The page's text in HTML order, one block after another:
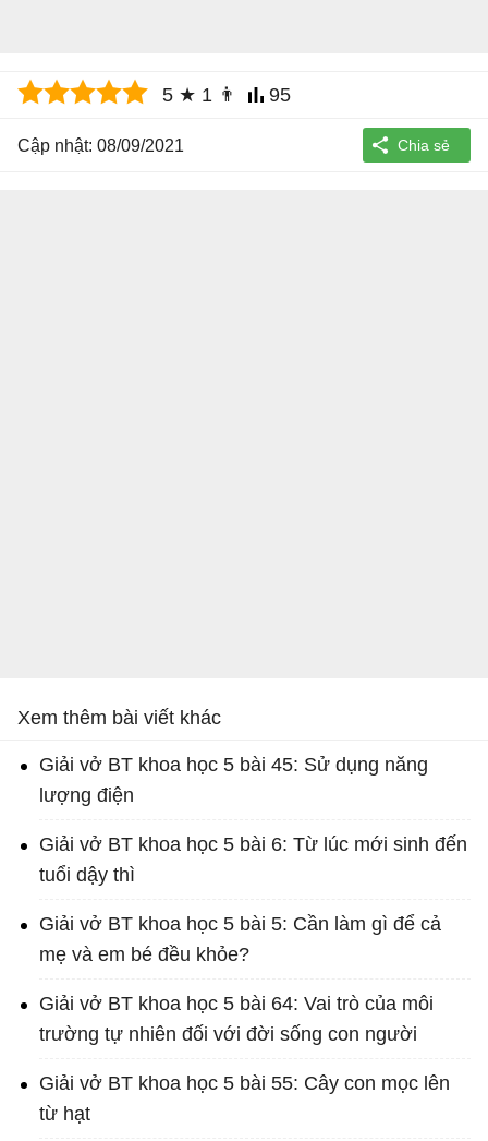
5 ★ 1 👨 95
Cập nhật: 08/09/2021
Xem thêm bài viết khác
Giải vở BT khoa học 5 bài 45: Sử dụng năng
lượng điện
Giải vở BT khoa học 5 bài 6: Từ lúc mới sinh đến
tuổi dậy thì
Giải vở BT khoa học 5 bài 5: Cần làm gì để cả
mẹ và em bé đều khỏe?
Giải vở BT khoa học 5 bài 64: Vai trò của môi
trường tự nhiên đối với đời sống con người
Giải vở BT khoa học 5 bài 55: Cây con mọc lên
từ hạt